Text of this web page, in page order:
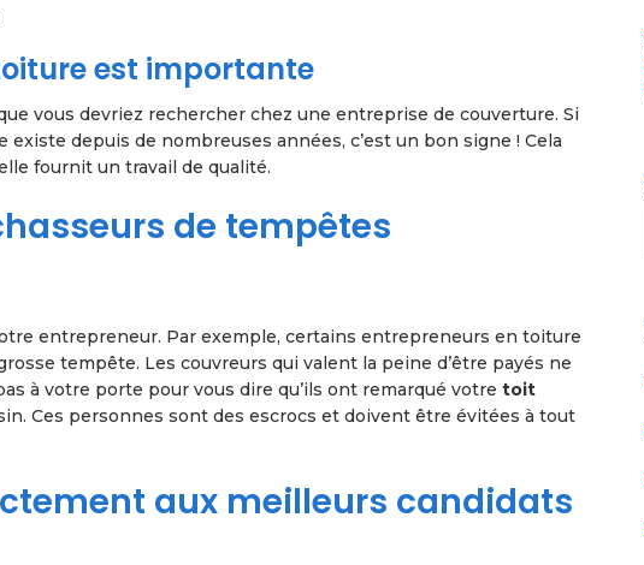
est importante
vous devriez rechercher chez une entreprise de couverture. Si
depuis de nombreuses années, c’est un bon signe ! Cela
fournit un travail de qualité.
de tempêtes
entrepreneur. Par exemple, certains entrepreneurs en toiture
tempête. Les couvreurs qui valent la peine d’être payés ne
à votre porte pour vous dire qu’ils ont remarqué votre toit
Ces personnes sont des escrocs et doivent être évitées à tout
aux meilleurs candidats